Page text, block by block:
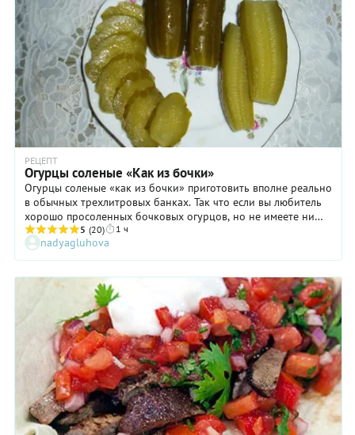
РЕЦЕПТ
Огурцы соленые «Как из бочки»
Огурцы соленые «как из бочки» приготовить вполне реально
в обычных трехлитровых банках. Так что если вы любитель
хорошо просоленных бочковых огурцов, но не имеете ни
бочки, ни условий для ее хранения, ни огорода, на котором
эти огурцы растут, у вас нет причин опускать руки.
Попробуйте этот рецепт на одной трехлитровой банке, и,
возможно, он станет вашим любимым. В рецептуре соленых
огурцов «как из бочки» мы указываем количество основных
ингредиентов с запасом — все зависит от того, сколько
огурцов поместится в трехлитровую банку. Количество
может варьироваться в пределах 1,6–2 кг, в зависимости от
размера огурцов и плотности укладки.
5 (20) 1 ч
nadyagluhova